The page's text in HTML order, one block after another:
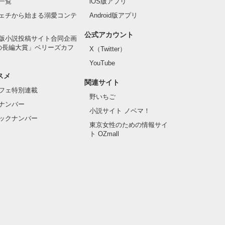
チから始まる溺愛コンテ
小説投稿サイト合同企画
長編大賞」ベリーズカフ
メ
ェ特別連載
ンバー
クナンバー
Android版アプリ
公式アカウント
X（Twitter）
YouTube
関連サイト
野いちご
小説サイト ノベマ！
東京女性のための情報サイ
ト OZmall